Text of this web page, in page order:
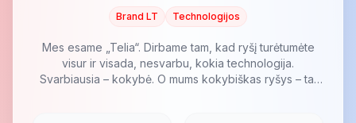
Brand LT Technologijos
Mes esame „Telia“. Dirbame tam, kad ryšį turėtumėte
visur ir visada, nesvarbu, kokia technologija.
Svarbiausia – kokybė. O mums kokybiškas ryšys – tai